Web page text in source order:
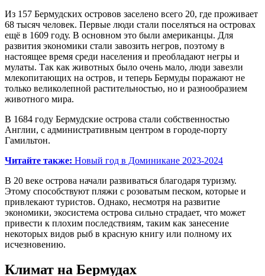
Из 157 Бермудских островов заселено всего 20, где проживает
68 тысяч человек. Первые люди стали поселяться на островах
ещё в 1609 году. В основном это были американцы. Для
развития экономики стали завозить негров, поэтому в
настоящее время среди населения и преобладают негры и
мулаты. Так как животных было очень мало, люди завезли
млекопитающих на остров, и теперь Бермуды поражают не
только великолепной растительностью, но и разнообразием
животного мира.
В 1684 году Бермудские острова стали собственностью
Англии, с административным центром в городе-порту
Гамильтон.
Читайте также: Новый год в Доминикане 2023-2024
В 20 веке острова начали развиваться благодаря туризму.
Этому способствуют пляжи с розоватым песком, которые и
привлекают туристов. Однако, несмотря на развитие
экономики, экосистема острова сильно страдает, что может
привести к плохим последствиям, таким как занесение
некоторых видов рыб в красную книгу или полному их
исчезновению.
Климат на Бермудах